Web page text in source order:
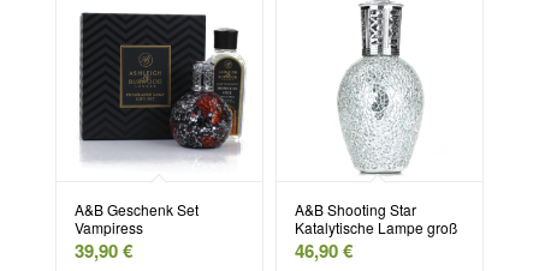
A&B Geschenk Set
Vampiress
39,90€
A&B Shooting Star
Katalytische Lampe groß
46,90€